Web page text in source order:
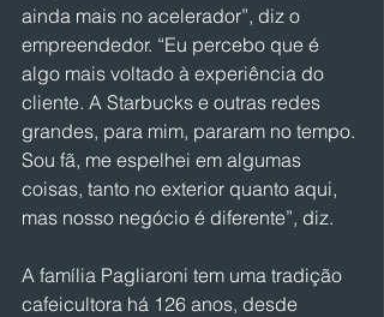
ainda mais no acelerador”, diz o
empreendedor. “Eu percebo que é
algo mais voltado à experiência do
cliente. A Starbucks e outras redes
grandes, para mim, pararam no tempo.
Sou fã, me espelhei em algumas
coisas, tanto no exterior quanto aqui,
mas nosso negócio é diferente”, diz.
A família Pagliaroni tem uma tradição
cafeicultora há 126 anos, desde